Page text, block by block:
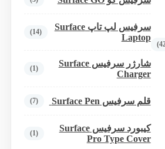
سرفیس لپ تاپ Surface
Laptop
(14)
شارژر سرفیس Surface
Charger
(1)
قلم سرفیس Surface Pen (7)
کیبورد سرفیس Surface
Pro Type Cover
(1)